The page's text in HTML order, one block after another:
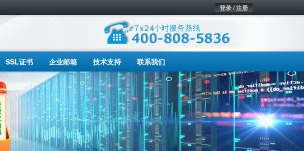
登录 / 注册
SSL证书 企业邮箱 技术支持 联系我们